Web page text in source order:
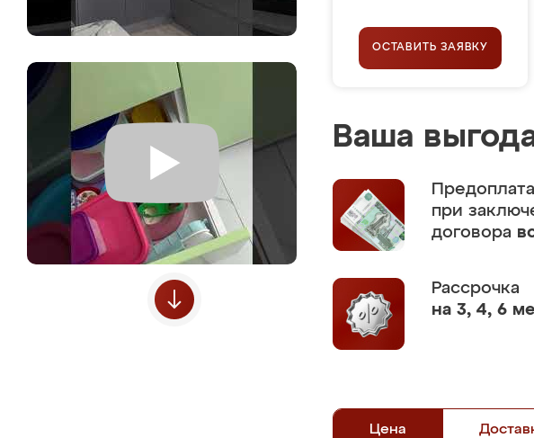
ОСТАВИТЬ ЗАЯВКУ
Ваша
Предоплата
при
договора
Рассрочка
на 3, 4, 6
Цена